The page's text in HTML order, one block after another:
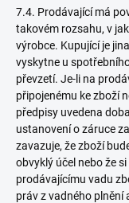
7.4. Prodávající má
takovém rozsahu, v
výrobce. Kupující je
vyskytne u
převzetí. Je-li na
připojenému ke zboží
předpisy uvedena
ustanovení o záruce
zavazuje, že zboží
obvyklý účel nebo že
prodávajícímu vadu
práv z vadného plnění